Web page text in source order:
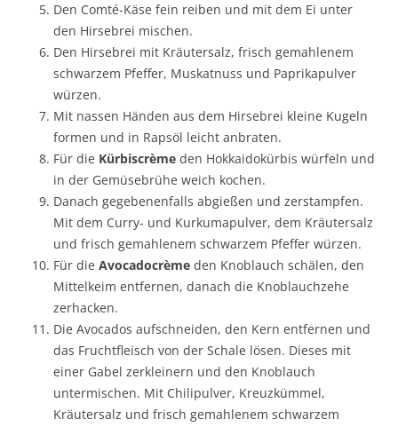
Den Comté-Käse fein reiben und mit dem Ei unter
den Hirsebrei mischen.
Den Hirsebrei mit Kräutersalz, frisch gemahlenem
schwarzem Pfeffer, Muskatnuss und Paprikapulver
würzen.
Mit nassen Händen aus dem Hirsebrei kleine Kugeln
formen und in Rapsöl leicht anbraten.
Für die Kürbiscrème den Hokkaidokürbis würfeln und
in der Gemüsebrühe weich kochen.
Danach gegebenenfalls abgießen und zerstampfen.
Mit dem Curry- und Kurkumapulver, dem Kräutersalz
und frisch gemahlenem schwarzem Pfeffer würzen.
Für die Avocadocrème den Knoblauch schälen, den
Mittelkeim entfernen, danach die Knoblauchzehe
zerhacken.
Die Avocados aufschneiden, den Kern entfernen und
das Fruchtfleisch von der Schale lösen. Dieses mit
einer Gabel zerkleinern und den Knoblauch
untermischen. Mit Chilipulver, Kreuzkümmel,
Kräutersalz und frisch gemahlenem schwarzem